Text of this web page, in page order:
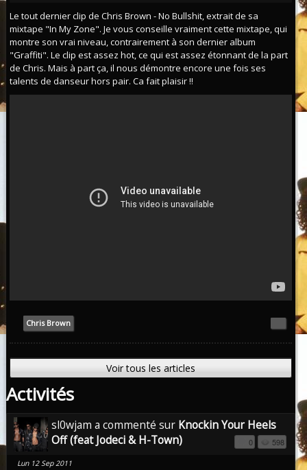
Le tout dernier clip de Chris Brown - No Bullshit, extrait de sa
mixtape "In My Zone". Je vous conseille vraiment cette mixtape, qui
montre son vrai niveau, contrairement à son dernier album
"Graffiti". Le clip est assez hot, ce qui est assez étonnant de la part
de Chris. Mais à part ça, il nous démontre encore une fois ses
talents de danseur hors pair. Ca fait plaisir !!
Chris Brown
Voir tous les articles
Activités
sl0wjam a commenté sur Knockin Your Heels
Off (feat Jodeci & H-Town)
0 598
Lun 12 Sep 2011